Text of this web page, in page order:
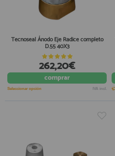
Tecnoseal Ánodo Eje Radice completo
D.55 40X3
262,20€
comprar
Seleccionar opción IVA incl.